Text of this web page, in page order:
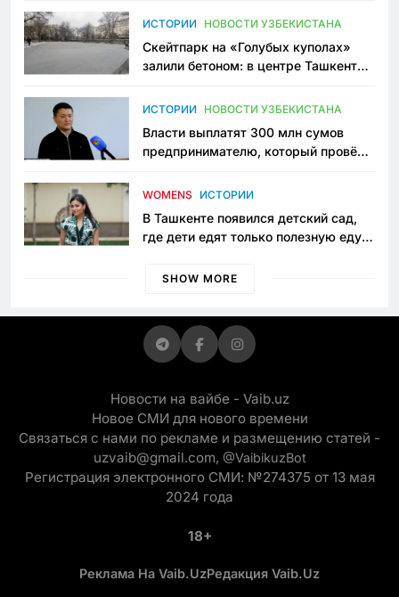
Узбекистане
ИСТОРИИ НОВОСТИ УЗБЕКИСТАНА
Скейтпарк на «Голубых куполах»
залили бетоном: в центре Ташкента
пространство
ИСТОРИИ НОВОСТИ УЗБЕКИСТАНА
Власти выплатят 300 млн сумов
предпринимателю, который провёл
приговору
WOMENS ИСТОРИИ
В Ташкенте появился детский сад,
где дети едят только полезную еду.
просить «кашу без сахара»
SHOW MORE
Новости на вайбе - Vaib.uz
Новое СМИ для нового времени
Связаться с нами по рекламе и размещению статей -
uzvaib@gmail.com, @VaibikuzBot
Регистрация электронного СМИ: №274375 от 13 мая
2024 года
18+
Реклама На Vaib.uzРедакция Vaib.uz